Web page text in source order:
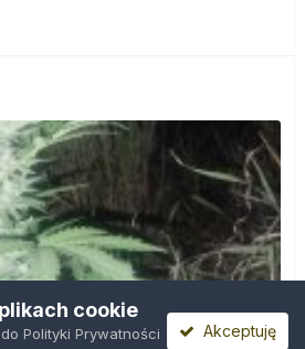
cookie
Polityki Prywatności
Akceptuję